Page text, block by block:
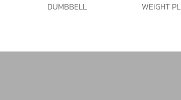
DUMBBELL WEIGHT